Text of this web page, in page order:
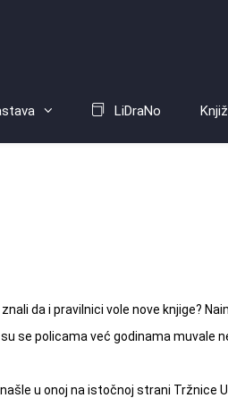
LiDraNo
da i pravilnici vole nove knjige?
se policama već godinama muvale
u onoj na istočnoj strani Tržnice